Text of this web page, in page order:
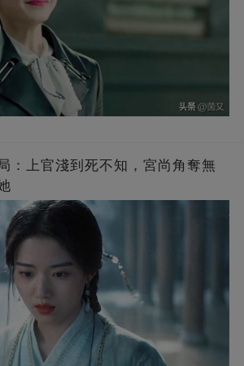
：上官淺到死不知，宮尚角奪無